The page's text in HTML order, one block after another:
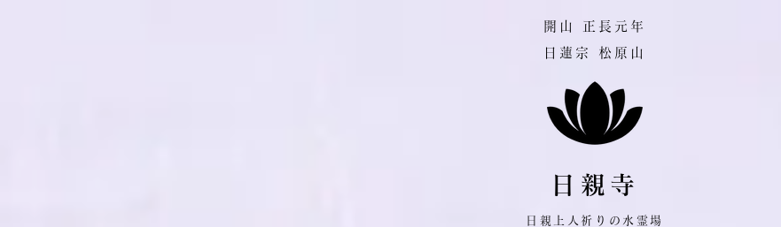
​開山 正長元年
日蓮宗 松原山
日親寺
日親上人祈りの水霊場